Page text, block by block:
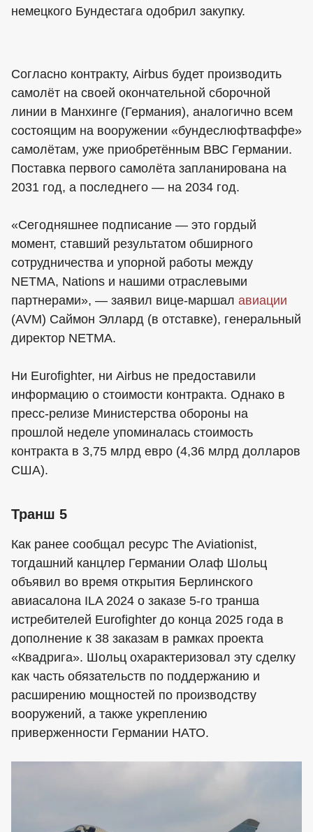
немецкого Бундестага одобрил закупку.
Согласно контракту, Airbus будет производить
самолёт на своей окончательной сборочной
линии в Манхинге (Германия), аналогично всем
состоящим на вооружении «бундеслюфтваффе»
самолётам, уже приобретённым ВВС Германии.
Поставка первого самолёта запланирована на
2031 год, а последнего — на 2034 год.
«Сегодняшнее подписание — это гордый
момент, ставший результатом обширного
сотрудничества и упорной работы между
NETMA, Nations и нашими отраслевыми
партнерами», — заявил вице-маршал авиации
(AVM) Саймон Эллард (в отставке), генеральный
директор NETMA.
Ни Eurofighter, ни Airbus не предоставили
информацию о стоимости контракта. Однако в
пресс-релизе Министерства обороны на
прошлой неделе упоминалась стоимость
контракта в 3,75 млрд евро (4,36 млрд долларов
США).
Транш 5
Как ранее сообщал ресурс The Aviationist,
тогдашний канцлер Германии Олаф Шольц
объявил во время открытия Берлинского
авиасалона ILA 2024 о заказе 5-го транша
истребителей Eurofighter до конца 2025 года в
дополнение к 38 заказам в рамках проекта
«Квадрига». Шольц охарактеризовал эту сделку
как часть обязательств по поддержанию и
расширению мощностей по производству
вооружений, а также укреплению
приверженности Германии НАТО.